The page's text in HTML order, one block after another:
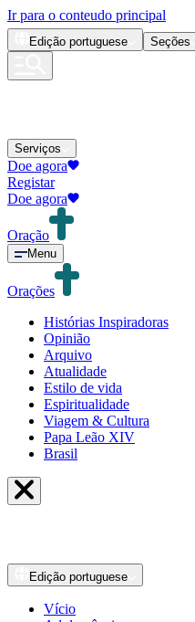
Ir para o conteudo principal
Edição portuguese Seções
Serviços
Doe agora
Registar
Doe agora
Oração
Menu
Orações
Histórias Inspiradoras
Opinião
Arquivo
Atualidade
Estilo de vida
Espiritualidade
Viagem & Cultura
Papa Leão XIV
Brasil
Edição portuguese
Vício